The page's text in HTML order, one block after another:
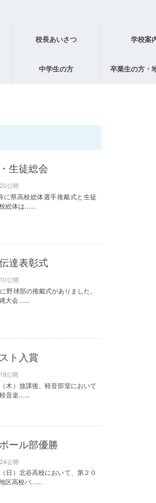
校長あいさつ 学校案
中学生の方 卒業生の方・
生徒総会
公開
に県高校総体選手推戴式と生徒
総体は...…
達表彰式
公開
野球部の推戴式がありました。
大会...…
ト入賞
公開
木）放課後、軽音部室において
音楽...…
ール部優勝
公開
日）北谷高校において、第２０
区高校バ...…